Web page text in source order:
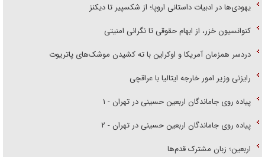
یهودی‌ها در ادبیات داستانی اروپا؛ از شکسپیر تا دیکنز
کنوانسیون خزر، از ابهام حقوقی تا نگرانی امنیتی
دردسر همزمان آمریکا و اوکراین با ته کشیدن موشک‌های پاتریوت
رایزنی وزیر امور خارجه ایتالیا با عراقچی
پیاده روی جاماندگان اربعین حسینی در تهران - ۱
پیاده روی جاماندگان اربعین حسینی در تهران - ۲
اربعین؛ زبان مشترک قدم‌ها